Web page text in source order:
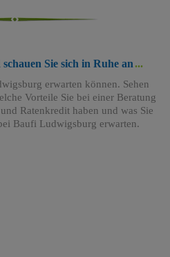
Sie sich in Ruhe an
erwarten können. Sehen
Vorteile Sie bei einer Beratung
Ratenkredit haben und was Sie
Baufi Ludwigsburg erwarten.